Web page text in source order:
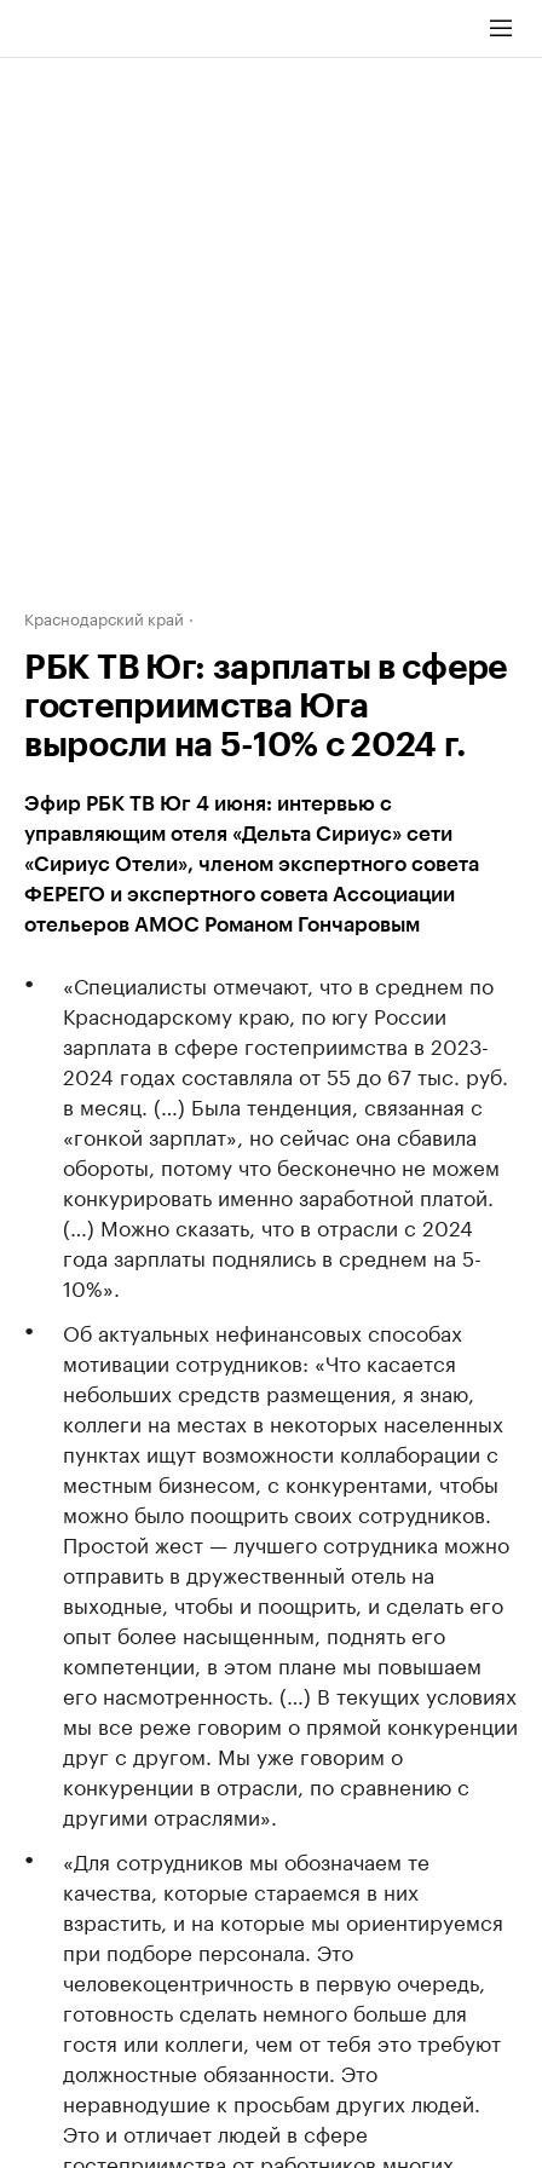
Краснодарский край
РБК ТВ Юг: зарплаты в сфере
гостеприимства Юга
выросли на 5-10% с 2024 г.
Эфир РБК ТВ Юг 4 июня: интервью с
управляющим отеля «Дельта Сириус» сети
«Сириус Отели», членом экспертного совета
ФЕРЕГО и экспертного совета Ассоциации
отельеров АМОС Романом Гончаровым
«Специалисты отмечают, что в среднем по
Краснодарскому краю, по югу России
зарплата в сфере гостеприимства в 2023-
2024 годах составляла от 55 до 67 тыс. руб.
в месяц. (…) Была тенденция, связанная с
«гонкой зарплат», но сейчас она сбавила
обороты, потому что бесконечно не можем
конкурировать именно заработной платой.
(…) Можно сказать, что в отрасли с 2024
года зарплаты поднялись в среднем на 5-
10%».
Об актуальных нефинансовых способах
мотивации сотрудников: «Что касается
небольших средств размещения, я знаю,
коллеги на местах в некоторых населенных
пунктах ищут возможности коллаборации с
местным бизнесом, с конкурентами, чтобы
можно было поощрить своих сотрудников.
Простой жест — лучшего сотрудника можно
отправить в дружественный отель на
выходные, чтобы и поощрить, и сделать его
опыт более насыщенным, поднять его
компетенции, в этом плане мы повышаем
его насмотренность. (…) В текущих условиях
мы все реже говорим о прямой конкуренции
друг с другом. Мы уже говорим о
конкуренции в отрасли, по сравнению с
другими отраслями».
«Для сотрудников мы обозначаем те
качества, которые стараемся в них
взрастить, и на которые мы ориентируемся
при подборе персонала. Это
человекоцентричность в первую очередь,
готовность сделать немного больше для
гостя или коллеги, чем от тебя это требуют
должностные обязанности. Это
неравнодушие к просьбам других людей.
Это и отличает людей в сфере